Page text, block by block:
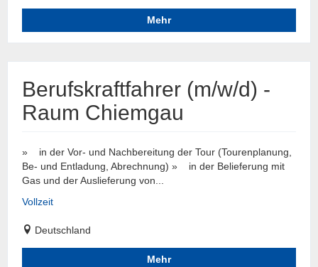
Mehr
Berufskraftfahrer (m/w/d) -
Raum Chiemgau
» in der Vor- und Nachbereitung der Tour (Tourenplanung,
Be- und Entladung, Abrechnung) » in der Belieferung mit
Gas und der Auslieferung von...
Vollzeit
Deutschland
Mehr